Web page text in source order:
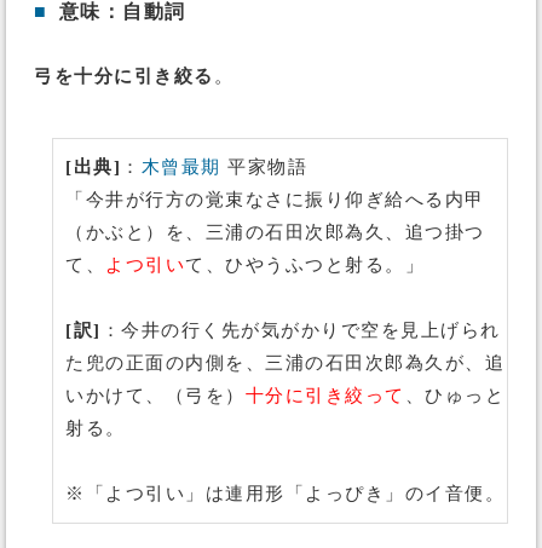
■ 意味：自動詞
弓を十分に引き絞る 。
[出典] ： 木曾最期 平家物語
「今井が行方の覚束なさに振り仰ぎ給へる内甲
（かぶと）を、三浦の石田次郎為久、追つ掛つ
て、
よつ引いて、ひやうふつと射る。」
[訳] ：今井の行く先が気がかりで空を見上げられ
た兜の正面の内側を、三浦の石田次郎為久が、追
いかけて、（弓を） 十分に引き絞って
、ひゅっと
射る。
※「よつ引い」は連用形「よっぴき」のイ音便。